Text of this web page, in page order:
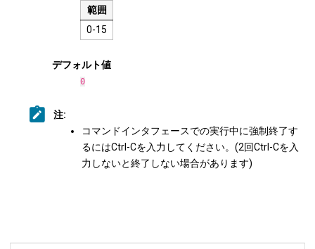
範囲
0-15
デフォルト値
0
注:
コマンドインタフェースでの実行中に強制終了す
るにはCtrl-Cを入力してください。(2回Ctrl-Cを入
力しないと終了しない場合があります)